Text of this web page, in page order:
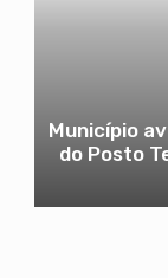
Município
do Posto